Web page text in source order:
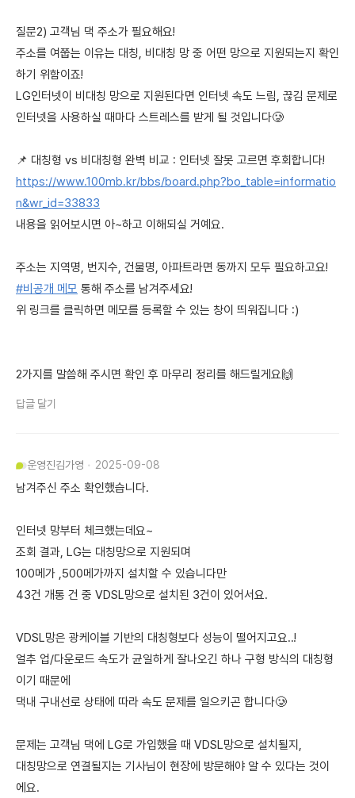
질문2) 고객님 댁 주소가 필요해요!
주소를 여쭙는 이유는 대칭, 비대칭 망 중 어떤 망으로 지원되는지 확인
하기 위함이죠!
LG인터넷이 비대칭 망으로 지원된다면 인터넷 속도 느림, 끊김 문제로
인터넷을 사용하실 때마다 스트레스를 받게 될 것입니다🥲
📌 대칭형 vs 비대칭형 완벽 비교 : 인터넷 잘못 고르면 후회합니다!
https://www.100mb.kr/bbs/board.php?bo_table=informatio
n&wr_id=33833
내용을 읽어보시면 아~하고 이해되실 거예요.
주소는 지역명, 번지수, 건물명, 아파트라면 동까지 모두 필요하고요!
#비공개 메모 통해 주소를 남겨주세요!
위 링크를 클릭하면 메모를 등록할 수 있는 창이 띄워집니다 :)
2가지를 말씀해 주시면 확인 후 마무리 정리를 해드릴게요🙌
답글 달기
운영진김가영 2025-09-08
남겨주신 주소 확인했습니다.
인터넷 망부터 체크했는데요~
조회 결과, LG는 대칭망으로 지원되며
100메가 ,500메가까지 설치할 수 있습니다만
43건 개통 건 중 VDSL망으로 설치된 3건이 있어서요.
VDSL망은 광케이블 기반의 대칭형보다 성능이 떨어지고요..!
얼추 업/다운로드 속도가 균일하게 잘나오긴 하나 구형 방식의 대칭형
이기 때문에
댁내 구내선로 상태에 따라 속도 문제를 일으키곤 합니다🥲
문제는 고객님 댁에 LG로 가입했을 때 VDSL망으로 설치될지,
대칭망으로 연결될지는 기사님이 현장에 방문해야 알 수 있다는 것이
에요.